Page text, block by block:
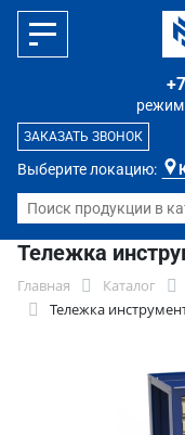
Выберите локацию:
режим
ЗАКАЗАТЬ ЗВОНОК
Тележка
Главная Каталог
Тележка